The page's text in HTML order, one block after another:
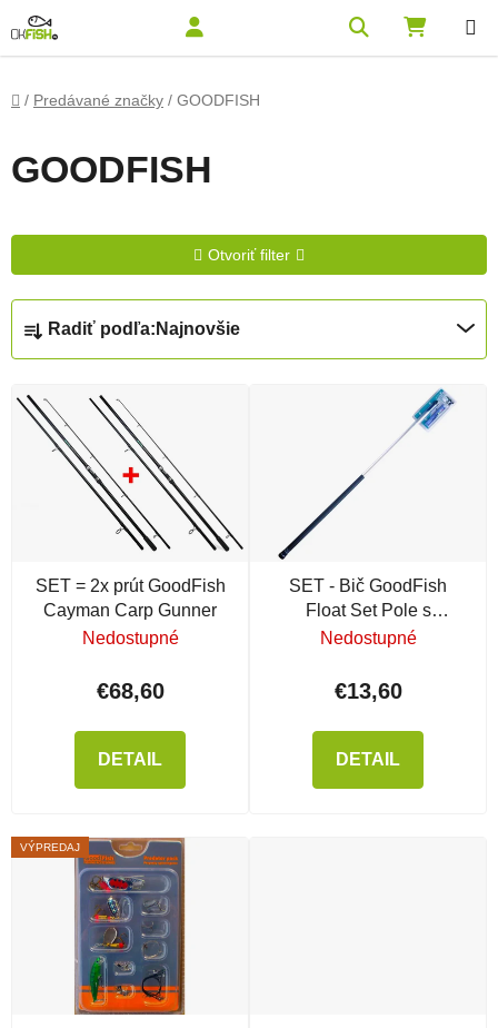
Domov
/ Predávané značky / GOODFISH
GOODFISH
Otvoriť filter
Radenie produktov
Radiť podľa: Najnovšie
Výpis produktov
SET = 2x prút GoodFish
Cayman Carp Gunner
Nedostupné
€68,60
DETAIL
SET - Bič GoodFish
Float Set Pole s
naviazanou zostavou
Nedostupné
€13,60
DETAIL
VÝPREDAJ